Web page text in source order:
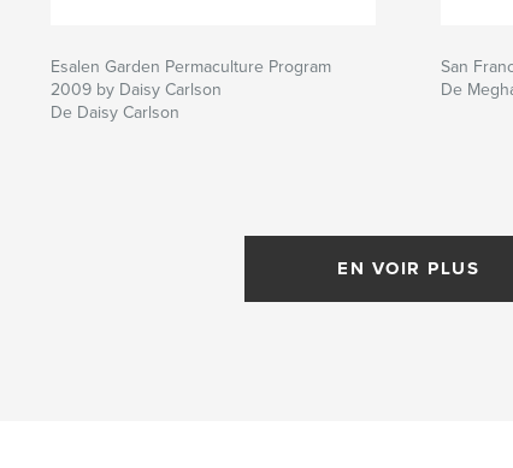
Esalen Garden Permaculture Program
2009 by Daisy Carlson
De Daisy Carlson
San
De
EN VOIR PLUS